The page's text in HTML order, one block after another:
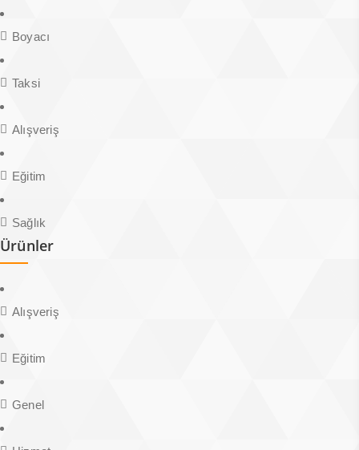
Boyacı
Taksi
Alışveriş
Eğitim
Sağlık
Ürünler
Alışveriş
Eğitim
Genel